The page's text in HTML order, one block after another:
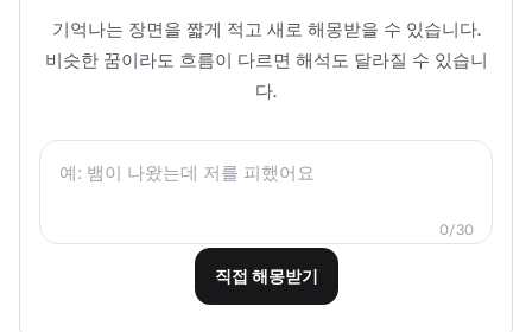
기억나는 장면을 짧게 적고 새로 해몽받을 수 있습니다.
비슷한 꿈이라도 흐름이 다르면 해석도 달라질 수 있습니
다.
0/30
직접 해몽받기